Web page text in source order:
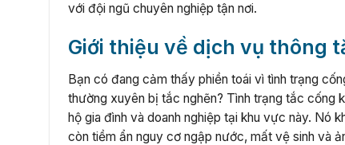
với đội ngũ chuyên nghiệp tận nơi.
Giới thiệu về dịch vụ thông
Bạn có đang cảm thấy phiền toái vì tình trạng
thường xuyên bị tắc nghẽn? Tình trạng tắc cống
hộ gia đình và doanh nghiệp tại khu vực này. Nó
còn tiềm ẩn nguy cơ ngập nước, mất vệ sinh và